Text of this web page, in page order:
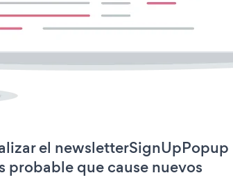
el newsletterSignUpPopup
probable que cause nuevos